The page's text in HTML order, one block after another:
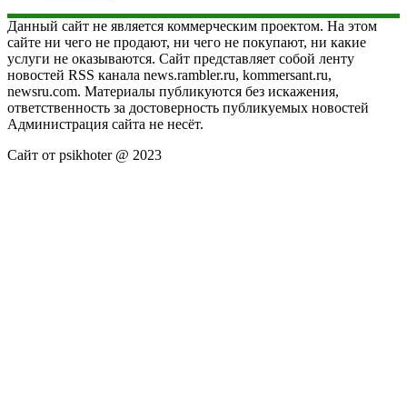
Данный сайт не является коммерческим проектом. На этом
сайте ни чего не продают, ни чего не покупают, ни какие
услуги не оказываются. Сайт представляет собой ленту
новостей RSS канала news.rambler.ru, kommersant.ru,
newsru.com. Материалы публикуются без искажения,
ответственность за достоверность публикуемых новостей
Администрация сайта не несёт.
Сайт от psikhoter @ 2023